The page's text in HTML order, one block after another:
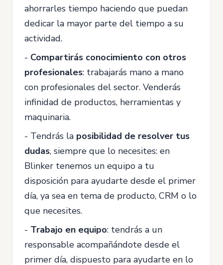
ahorrarles tiempo haciendo que puedan
dedicar la mayor parte del tiempo a su
actividad.
- Compartirás conocimiento con otros
profesionales: trabajarás mano a mano
con profesionales del sector. Venderás
infinidad de productos, herramientas y
maquinaria.
- Tendrás la posibilidad de resolver tus
dudas, siempre que lo necesites: en
Blinker tenemos un equipo a tu
disposición para ayudarte desde el primer
día, ya sea en tema de producto, CRM o lo
que necesites.
- Trabajo en equipo: tendrás a un
responsable acompañándote desde el
primer día, dispuesto para ayudarte en lo